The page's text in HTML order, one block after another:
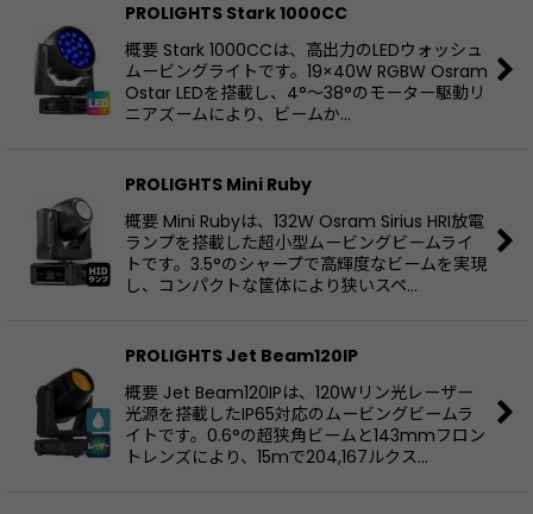
PROLIGHTS Stark 1000CC
概要 Stark 1000CCは、高出力のLEDウォッシュ
ムービングライトです。19×40W RGBW Osram
Ostar LEDを搭載し、4°〜38°のモーター駆動リ
ニアズームにより、ビームか…
PROLIGHTS Mini Ruby
概要 Mini Rubyは、132W Osram Sirius HRI放電
ランプを搭載した超小型ムービングビームライ
トです。3.5°のシャープで高輝度なビームを実現
し、コンパクトな筐体により狭いスペ…
PROLIGHTS Jet Beam120IP
概要 Jet Beam120IPは、120Wリン光レーザー
光源を搭載したIP65対応のムービングビームラ
イトです。0.6°の超狭角ビームと143mmフロン
トレンズにより、15mで204,167ルクス…